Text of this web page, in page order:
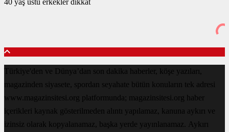
40 yaş üstü erkekler dikkat
Türkiye'den ve Dünya’dan son dakika haberler, köşe yazıları,
magazinden siyasete, spordan seyahate bütün konuların tek adresi
www.magazinsitesi.org platformunda; magazinsitesi.org haber
içerikleri kaynak gösterilmeden alıntı yapılamaz, kanuna aykırı ve
izinsiz olarak kopyalanamaz, başka yerde yayınlanamaz. Aykırı